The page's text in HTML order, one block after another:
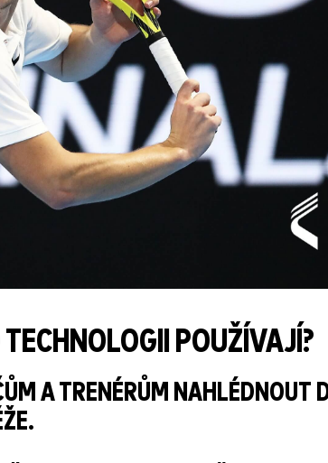
POUŽÍVAJÍ?
A TRENÉRŮM NAHLÉDNOUT